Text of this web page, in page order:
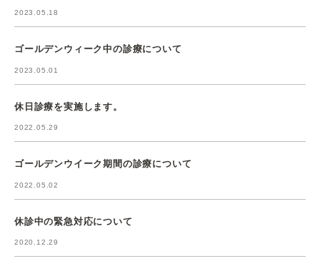
2023.05.18
ゴールデンウィーク中の診療について
2023.05.01
休日診療を実施します。
2022.05.29
ゴールデンウイーク期間の診療について
2022.05.02
休診中の緊急対応について
2020.12.29